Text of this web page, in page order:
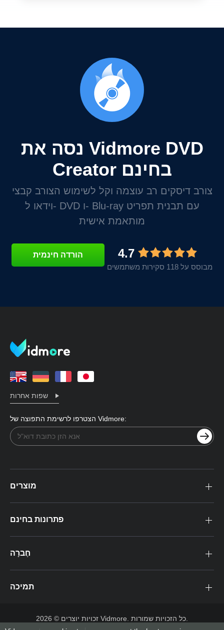
נסה את Vidmore DVD
Creator בחינם
צורב דיסקים רב עוצמה וקל לשימוש הצורב קבצי
וידאו ל- DVD ו- Blu-ray עם תבנית תפריט
מותאמת אישית
הורדה חינמית 4.7
מבוסס על 118 סקירות משתמשים
שפות אחרות
הצטרפו לרשימת התפוצה של Vidmore:
מוצרים
פתרונות בחינם
חֶברָה
תמיכה